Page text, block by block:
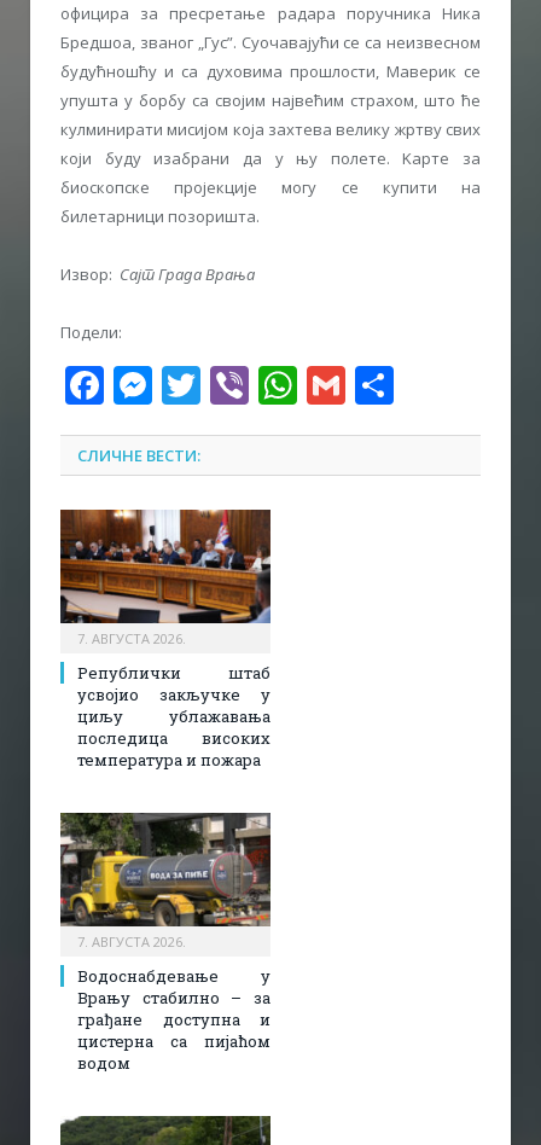
официра за пресретање радара поручника Ника
Бредшоа, званог „Гус”. Суочавајући се са неизвесном
будућношћу и са духовима прошлости, Маверик се
упушта у борбу са својим највећим страхом, што ће
кулминирати мисијом која захтева велику жртву свих
који буду изабрани да у њу полете. Kарте за
биоскопске пројекције могу се купити на
билетарници позоришта.
Извор: Сајт Града Врања
Подели:
Facebook
Messenger
Twitter
ViberWhatsApp
Gmail
СЛИЧНЕ ВЕСТИ:
7. АВГУСТА 2026.
Републички штаб
усвојио закључке у
циљу ублажавања
последица високих
температура и пожара​
7. АВГУСТА 2026.
Водоснабдевање у
Врању стабилно – за
грађане доступна и
цистерна са пијаћом
водом